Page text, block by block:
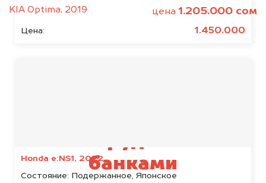
Цена: 1.450.000
Honda e:NS1, 2022
Состояние: Подержанное, Японское
KIA Optima, 2019
цена 1.205.000 сом
банками